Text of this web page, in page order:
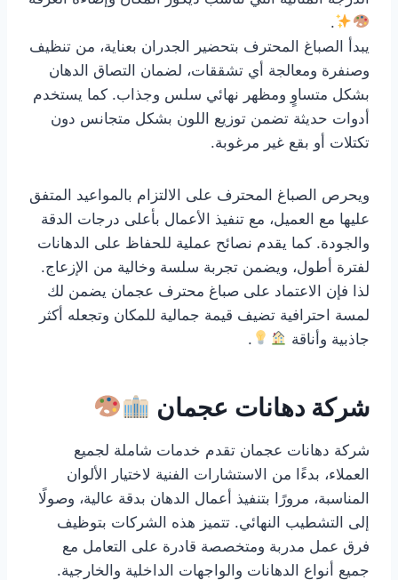
.
يبدأ الصباغ المحترف بتحضير الجدران بعناية، من تنظيف
وصنفرة ومعالجة أي تشققات، لضمان التصاق الدهان
بشكل متساوٍ ومظهر نهائي سلس وجذاب. كما يستخدم
أدوات حديثة تضمن توزيع اللون بشكل متجانس دون
تكتلات أو بقع غير مرغوبة.
ويحرص الصباغ المحترف على الالتزام بالمواعيد المتفق
عليها مع العميل، مع تنفيذ الأعمال بأعلى درجات الدقة
والجودة. كما يقدم نصائح عملية للحفاظ على الدهانات
لفترة أطول، ويضمن تجربة سلسة وخالية من الإزعاج.
لذا فإن الاعتماد على صباغ محترف عجمان يضمن لك
لمسة احترافية تضيف قيمة جمالية للمكان وتجعله أكثر
جاذبية وأناقة
.
شركة دهانات عجمان
شركة دهانات عجمان تقدم خدمات شاملة لجميع
العملاء، بدءًا من الاستشارات الفنية لاختيار الألوان
المناسبة، مرورًا بتنفيذ أعمال الدهان بدقة عالية، وصولًا
إلى التشطيب النهائي. تتميز هذه الشركات بتوظيف
فرق عمل مدربة ومتخصصة قادرة على التعامل مع
جميع أنواع الدهانات والواجهات الداخلية والخارجية.